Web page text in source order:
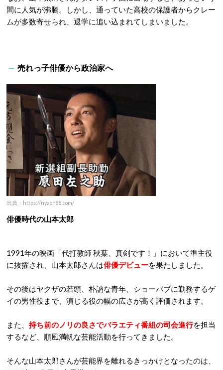
間に人気が沸騰。しかし、通っていた高校の保護者からクレー
ムが多数寄せられ、退学に追い込まれてしまいました。
売れっ子俳優から政治家へ
出典：https://nyaon88.com/
俳優時代の山本太郎
1991年の映画「代打教師 秋葉、真剣です！」において準主役
に抜擢され、山本太郎さんは俳優デビューを果たしました。
その後はヤクザの若頭、朴訥な青年、ショーパブに勤務するゲ
イの男性役まで、演じる役の幅の広さが高く評価されます。
また、 持ち前のノリの良さでバラエティ番組の司会進行を担当
するなど、順風満帆な芸能活動を行ってきました。
そんな山本太郎さんが芸能界を離れるきっかけとなったのは、